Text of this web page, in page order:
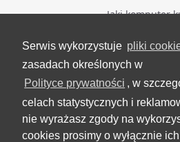
Serwis wykorzystuje pliki
zasadach określonych w
Polityce prywatności , w
celach statystycznych i
nie wyrażasz zgody na
cookies prosimy o wyłącznie
Jaki komputer
BĄDŹ NA
Facebook
Grupa Testerzy
YouTube